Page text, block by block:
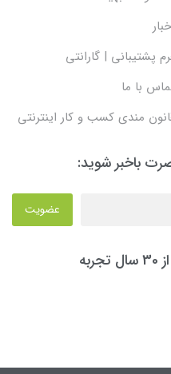
پشتیبانی | گارانتی
با ما
مندی کسب و کار اینترنتی
باخبر شوید:
عضویت